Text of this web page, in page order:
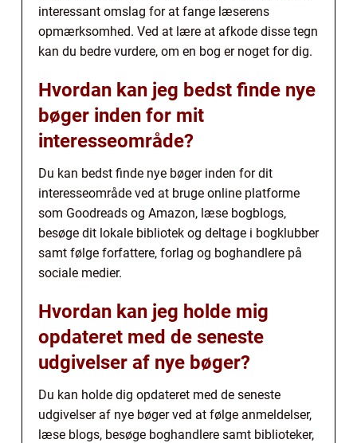
interessant omslag for at fange læserens
opmærksomhed. Ved at lære at afkode disse tegn
kan du bedre vurdere, om en bog er noget for dig.
Hvordan kan jeg bedst finde nye
bøger inden for mit
interesseområde?
Du kan bedst finde nye bøger inden for dit
interesseområde ved at bruge online platforme
som Goodreads og Amazon, læse bogblogs,
besøge dit lokale bibliotek og deltage i bogklubber
samt følge forfattere, forlag og boghandlere på
sociale medier.
Hvordan kan jeg holde mig
opdateret med de seneste
udgivelser af nye bøger?
Du kan holde dig opdateret med de seneste
udgivelser af nye bøger ved at følge anmeldelser,
læse blogs, besøge boghandlere samt biblioteker,